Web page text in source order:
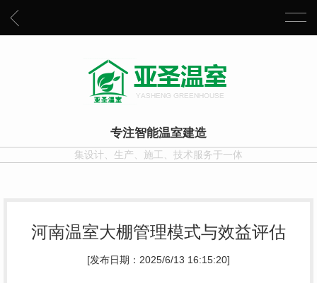
专注智能温室建造
集设计、生产、施工、技术服务于一体
河南温室大棚管理模式与效益评估
[发布日期：2025/6/13 16:15:20]